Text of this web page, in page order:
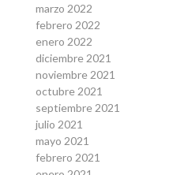
marzo 2022
febrero 2022
enero 2022
diciembre 2021
noviembre 2021
octubre 2021
septiembre 2021
julio 2021
mayo 2021
febrero 2021